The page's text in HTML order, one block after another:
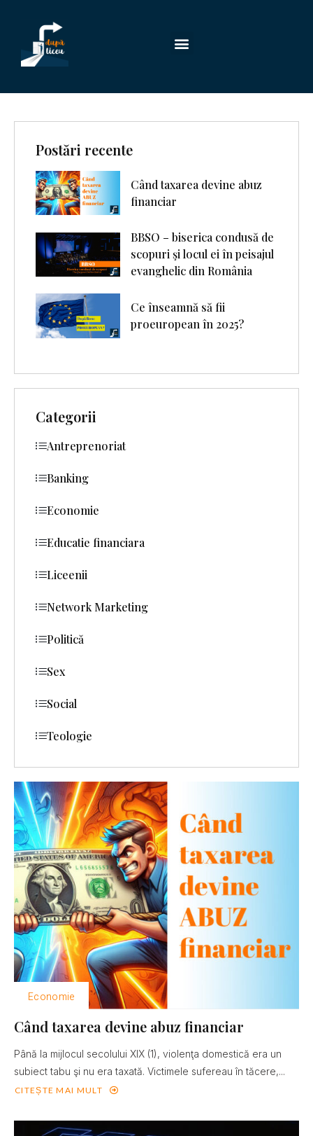
Economie
Când taxarea devine abuz financiar
Până la mijlocul secolului XIX (1), violenţa domestică era un
subiect tabu şi nu era taxată. Victimele sufereau în tăcere,...
CITEȘTE MAI MULT
Postări recente
Când taxarea devine abuz
financiar
BBSO – biserica condusă de
scopuri şi locul ei în peisajul
evanghelic din România
Ce înseamnă să fii
proeuropean în 2025?
Categorii
Antreprenoriat
Banking
Economie
Educatie financiara
Liceenii
Network Marketing
Politică
Sex
Social
Teologie